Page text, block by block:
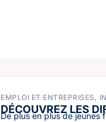
EMPLOI ET ENTREPRISES ,
DÉCOUVREZ LES
De plus en plus de jeunes